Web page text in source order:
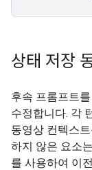
상태 저장
후속 프롬프트
수정합니다. 각
동영상 컨텍스
하지 않은 요소
를 사용하여 이